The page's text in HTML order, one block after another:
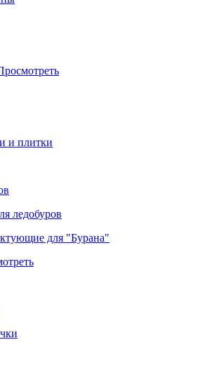
и плитки
ледобуров
для "Бурана"